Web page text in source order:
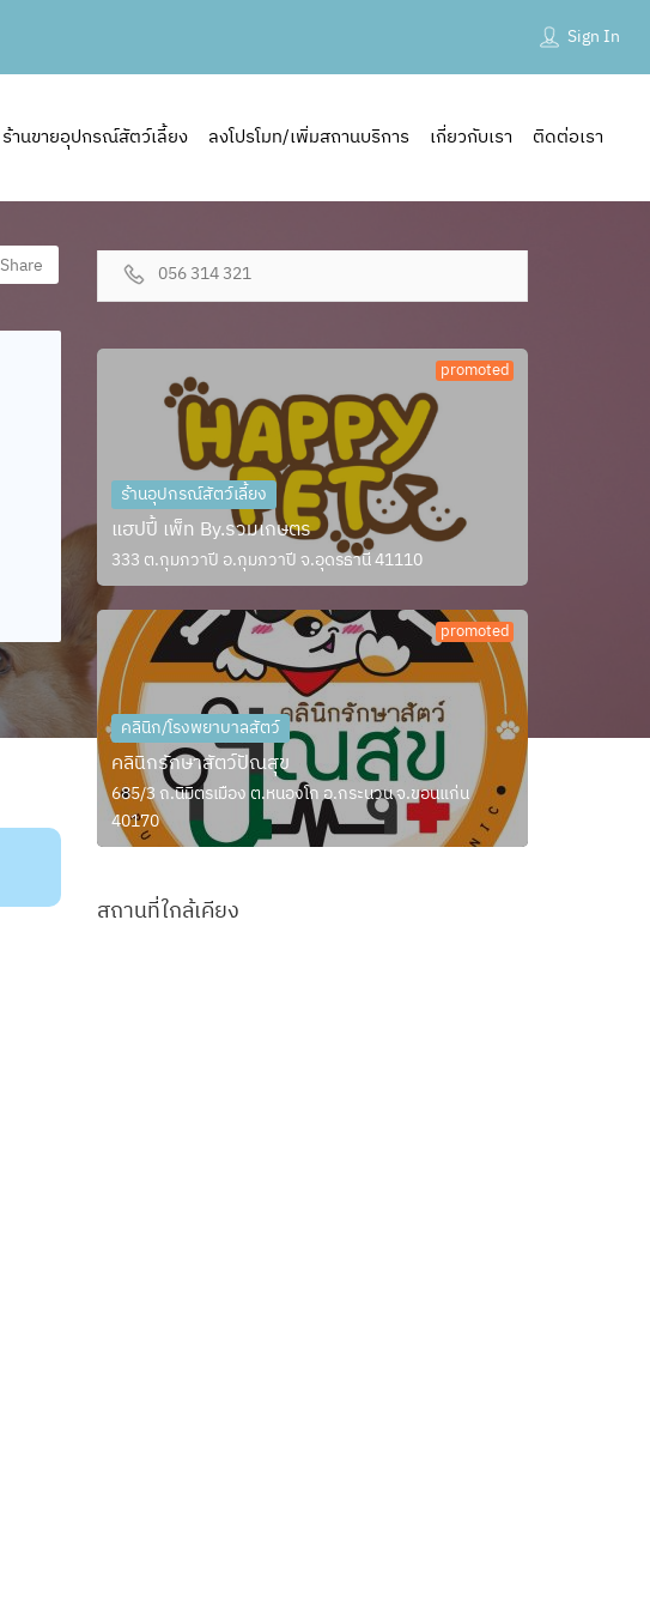
Sign In
ร้านขายอุปกรณ์สัตว์เลี้ยง ลงโปรโมท/เพิ่มสถานบริการ เกี่ยวกับเรา ติดต่อเรา
Share 056 314 321
promoted
ร้านอุปกรณ์สัตว์เลี้ยง
แฮปปี้ เพ็ท By.รวมเกษตร
333 ต.กุมภวาปี อ.กุมภวาปี จ.อุดรธานี 41110
promoted
คลินิก/โรงพยาบาลสัตว์
คลินิกรักษาสัตว์ปัณสุข
685/3 ถ.นิมิตรเมือง ต.หนองโก อ.กระนวน จ.ขอนแก่น
40170
สถานที่ใกล้เคียง